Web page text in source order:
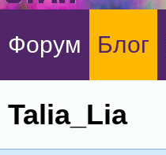
Форум Блог
Talia_Lia